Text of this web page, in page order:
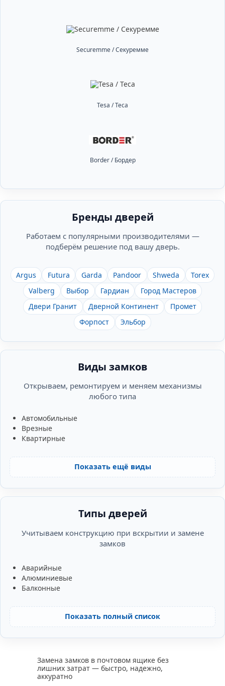
Securemme / Секуремме
Tesa / Теса
Border / Бордер
Бренды дверей
Работаем с популярными производителями —
подберём решение под вашу дверь.
Argus Futura Garda Pandoor Shweda
Torex
Valberg
Выбор Гардиан
Город Мастеров
Двери Гранит
Дверной Континент
Промет
Форпост
Эльбор
Виды замков
Открываем, ремонтируем и меняем механизмы
любого типа
Автомобильные
Врезные
Квартирные
Показать ещё виды
Типы дверей
Учитываем конструкцию при вскрытии и замене
замков
Аварийные
Алюминиевые
Балконные
Показать полный список
Замена замков в почтовом ящике без
лишних затрат — быстро, надежно,
аккуратно